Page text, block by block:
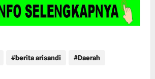
berita arisandi
Daerah